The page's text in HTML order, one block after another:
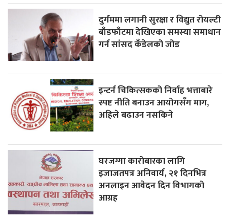
दुर्गममा लगानी सुरक्षा र विद्युत रोयल्टी
बाँडफाँटमा देखिएका समस्या समाधान
गर्न सांसद कँडेलको जोड
इन्टर्न चिकित्सकको निर्वाह भत्ताबारे
स्पष्ट नीति बनाउन आयोगसँग माग,
अहिले बढाउन नसकिने
घरजग्गा कारोबारका लागि
इजाजतपत्र अनिवार्य, २१ दिनभित्र
अनलाइन आवेदन दिन विभागको
आग्रह